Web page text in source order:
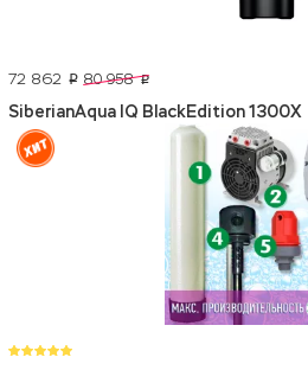
72 862 p 80 958 p
SiberianAqua IQ BlackEdition 1300X